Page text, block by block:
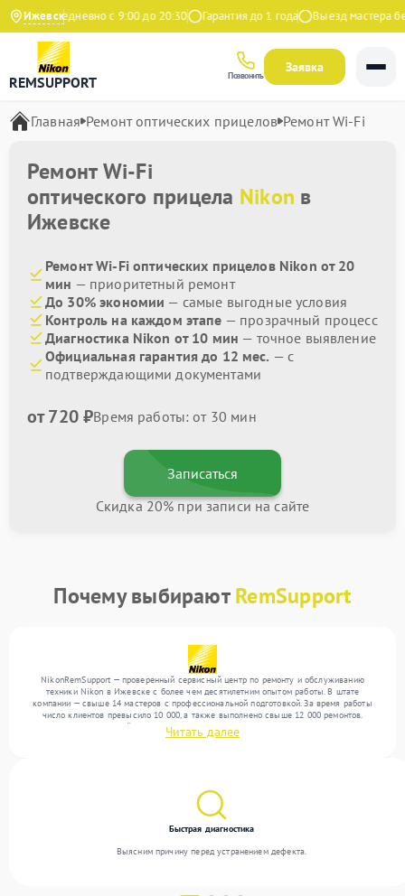
Ижевск
Ежедневно с 9:00 до 20:30 Гарантия до 1 года Выезд мастера
REMSUPPORT Позвонить
Заявка
Главная Ремонт оптических прицелов Ремонт Wi-Fi
Ремонт Wi-Fi
оптического прицела Nikon в
Ижевске
Ремонт Wi-Fi оптических прицелов Nikon от 20
мин — приоритетный ремонт
До 30% экономии — самые выгодные условия
Контроль на каждом этапе — прозрачный процесс
Диагностика Nikon от 10 мин — точное выявление
Официальная гарантия до 12 мес. — с
подтверждающими документами
от 720 ₽Время работы: от 30 мин
Записаться
Скидка 20% при записи на сайте
Почему выбираютRemSupport
NikonRemSupport — проверенный сервисный центр по ремонту и обслуживанию
техники Nikon в Ижевске с более чем десятилетним опытом работы. В штате
компании — свыше 14 мастеров с профессиональной подготовкой. За время работы
число клиентов превысило 10 000, а также выполнено свыше 12 000 ремонтов.
Ежемесячно в сервисный центр поступает свыше 300 единиц техники, включая , , . Мы
устраняем поломки любой сложности и поддерживаем высокий стандарт качества
Читать далее
Быстрая диагностика
Выясним причину перед устранением дефекта.